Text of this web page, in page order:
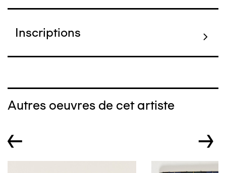
Inscriptions
Autres oeuvres de cet artiste
← →